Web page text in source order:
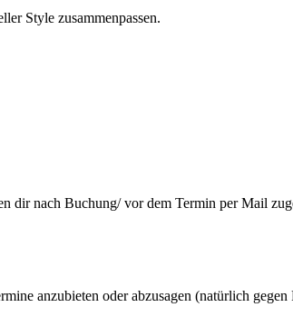
Style zusammenpassen.
dir nach Buchung/ vor dem Termin per Mail
anzubieten oder abzusagen (natürlich gegen